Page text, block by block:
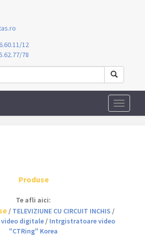
12
78
Toggle
Produse
Te afli aici:
/ TELEVIZIUNE CU CIRCUIT INCHIS /
digitale / Intrgistratoare video
"CTRing" Korea